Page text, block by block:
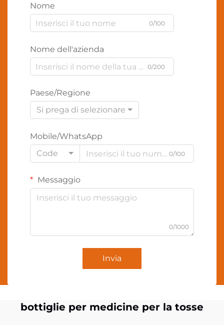
Nome
0/100
Nome dell'azienda
0/200
Paese/Regione
Si prega di selezionare
Mobile/WhatsApp
Code
0/100
Messaggio
0/1000
Invia
bottiglie per medicine per la tosse